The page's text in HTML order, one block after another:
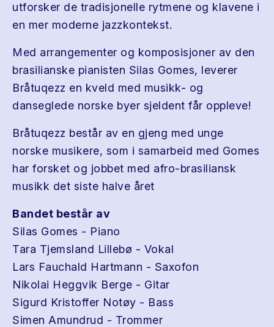
utforsker de tradisjonelle rytmene og klavene i
en mer moderne jazzkontekst.
Med arrangementer og komposisjoner av den
brasilianske pianisten Silas Gomes, leverer
Bråtuqezz en kveld med musikk- og
danseglede norske byer sjeldent får oppleve!
Bråtuqezz består av en gjeng med unge
norske musikere, som i samarbeid med Gomes
har forsket og jobbet med afro-brasiliansk
musikk det siste halve året
Bandet består av
Silas Gomes - Piano
Tara Tjemsland Lillebø - Vokal
Lars Fauchald Hartmann - Saxofon
Nikolai Heggvik Berge - Gitar
Sigurd Kristoffer Notøy - Bass
Simen Amundrud - Trommer